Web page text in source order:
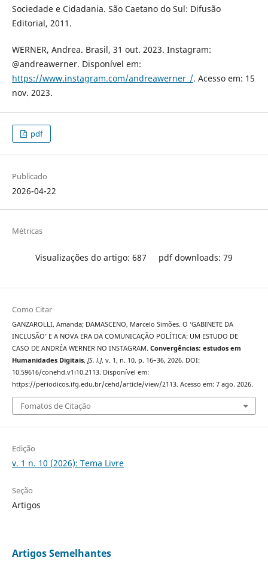
Sociedade e Cidadania. São Caetano do Sul: Difusão
Editorial, 2011.
WERNER, Andrea. Brasil, 31 out. 2023. Instagram:
@andreawerner. Disponível em:
https://www.instagram.com/andreawerner_/. Acesso em: 15
nov. 2023.
pdf
Publicado
2026-04-22
Métricas
Visualizações do artigo: 687 pdf downloads: 79
Como Citar
GANZAROLLI, Amanda; DAMASCENO, Marcelo Simões. O ‘GABINETE DA
INCLUSÃO’ E A NOVA ERA DA COMUNICAÇÃO POLÍTICA: UM ESTUDO DE
CASO DE ANDRÉA WERNER NO INSTAGRAM. Convergências: estudos em
Humanidades Digitais, [S. l.], v. 1, n. 10, p. 16–36, 2026. DOI:
10.59616/conehd.v1i10.2113. Disponível em:
https://periodicos.ifg.edu.br/cehd/article/view/2113. Acesso em: 7 ago. 2026.
Fomatos de Citação
Edição
v. 1 n. 10 (2026): Tema Livre
Seção
Artigos
Artigos Semelhantes